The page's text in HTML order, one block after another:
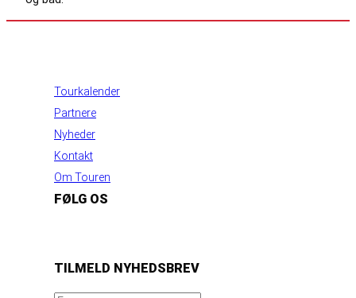
Tourkalender
Partnere
Nyheder
Kontakt
Om Touren
FØLG OS
TILMELD NYHEDSBREV